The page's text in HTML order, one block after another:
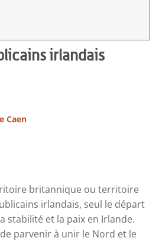
irlandais
Caen
britannique ou territoire
irlandais, seul le départ
stabilité et la paix en Irlande.
parvenir à unir le Nord et le